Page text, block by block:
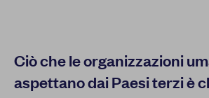
Ciò che le organizzazioni
aspettano dai Paesi terzi è